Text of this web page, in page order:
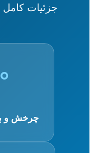
جزئیات
چرخش و